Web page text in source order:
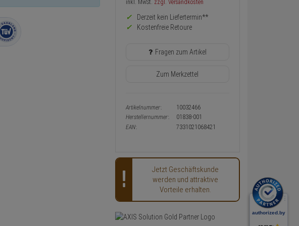
Preis,
und
Warenkorb-
inkl. MwSt. zzgl. Versandkosten
Derzeit kein Liefertermin**
Kostenfreie Retoure
Fragen zum Artikel
Zum Merkzettel
Artikelnummer:
10032466
Herstellernummer:
01838-001
EAN:
7331021068421
Jetzt Geschäftskunde
werden und attraktive
Vorteile erhalten.